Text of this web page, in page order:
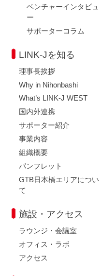
ベンチャーインタビュ
ー
サポーターコラム
LINK-Jを知る
理事長挨拶
Why in Nihonbashi
What’s LINK-J WEST
国内外連携
サポーター紹介
事業内容
組織概要
パンフレット
GTB日本橋エリアについ
て
施設・アクセス
ラウンジ・会議室
オフィス・ラボ
アクセス